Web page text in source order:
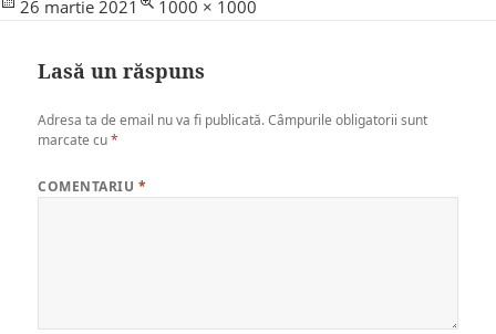
Posted
26 martie 2021
Full
1000 × 1000
Lasă un răspuns
Adresa ta de email nu va fi publicată. Câmpurile obligatorii sunt
marcate cu*
COMENTARIU *